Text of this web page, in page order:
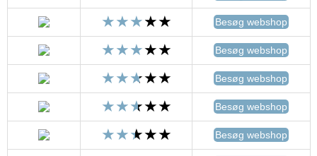
Besøg webshop
Besøg webshop
Besøg webshop
Besøg webshop
Besøg webshop